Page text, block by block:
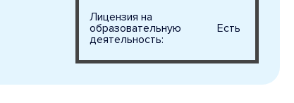
Лицензия на
образовательную
деятельность:
Есть